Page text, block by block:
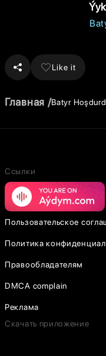
Like it
Главная Batyr
Ссылки
Пользовательское
Политика
Правообладателям
DMCA complain
Реклама
Скачать приложение